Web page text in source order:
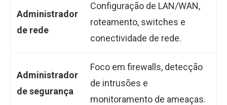
Administrador
de rede
Configuração de LAN/WAN,
roteamento, switches e
conectividade de rede.
Administrador
de segurança
Foco em firewalls, detecção
de intrusões e
monitoramento de ameaças.